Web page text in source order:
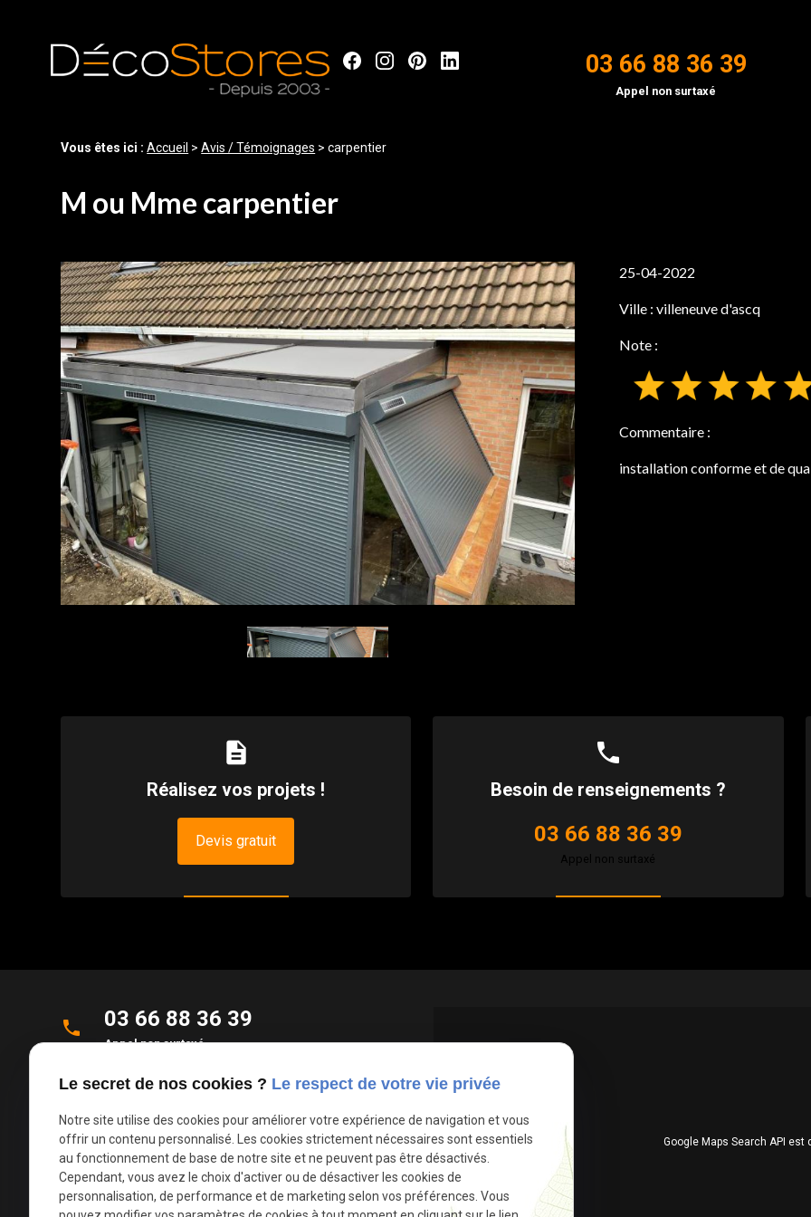
03 66 88 36 39
Appel non surtaxé
Vous êtes ici :Accueil >Avis / Témoignages >carpentier
M ou Mme carpentier
25-04-2022
Ville : villeneuve d'ascq
Note :
Commentaire :
installation conforme et de
description
Réalisez vos projets !
Devis gratuit
phone
Besoin de renseignements ?
03 66 88 36 39
Appel non surtaxé
phone 03 66 88 36 39
Appel non surtaxé
place
Allée des Roseaux
59270 Bailleul
mail contact@deco-stores.com
Google Maps Search API est
Le secret de nos cookies ? Le respect de votre vie privée
Notre site utilise des cookies pour améliorer votre expérience de navigation et vous
offrir un contenu personnalisé. Les cookies strictement nécessaires sont essentiels
au fonctionnement de base de notre site et ne peuvent pas être désactivés.
Cependant, vous avez le choix d'activer ou de désactiver les cookies de
personnalisation, de performance et de marketing selon vos préférences. Vous